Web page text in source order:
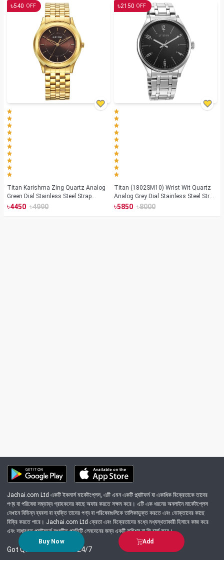
Buy Now Add
৳540 OFF
Titan Karishma Zing Quartz Analog
Green Dial Stainless Steel Strap
Watch For Men (1648YM06)
৳4450 ৳4990
৳2150 OFF
Titan (1802SM10) Wrist Wit Quartz
Analog Grey Dial Stainless Steel Strap
Watch for Men
৳5850 ৳8000
Jachai.com Ltd একটি ইকমার্স মার্কেটপ্লেস, এটি এমন একটি প্ল্যাটফর্ম যা একাধিক বিক্রেতাকে তাদের
পণ্য বা পরিষেবা সম্ভাব্য গ্রাহকদের কাছে অফার করতে সক্ষম করে। এটি এক ধরনের অনলাইন মার্কেটপ্লেস
যেখানে বিভিন্ন ব্যবসা বা ব্যক্তি তাদের পণ্য বা পরিষেবাগুলিকে তালিকাভুক্ত করতে এবং ভোক্তাদের কাছে
বিক্রি করতে পারে। Jachai.com Ltd ক্রেতা এবং বিক্রেতাদের মধ্যে মধ্যস্থতাকারী হিসাবে কাজ করে
এবং সাধারণত প্ল্যাটফর্মে সংঘটিত প্রতিটি লেনদেনের জন্য একটি কমিশন বা ফি চার্জ করে।
Got Question? Call us 24/7